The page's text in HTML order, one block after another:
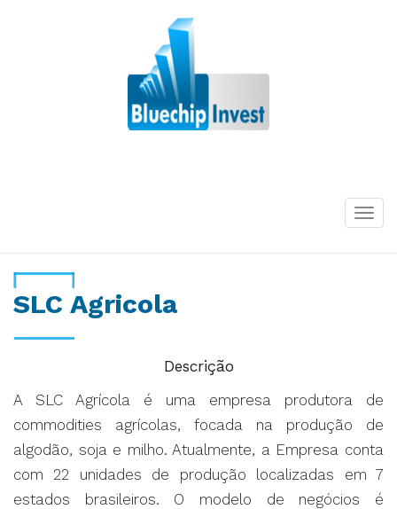
SLC Agricola
Descrição
A SLC Agrícola é uma empresa produtora de
commodities agrícolas, focada na produção de
algodão, soja e milho. Atualmente, a Empresa conta
com 22 unidades de produção localizadas em 7
estados brasileiros. O modelo de negócios é